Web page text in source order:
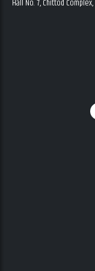
Hall No. 7, Chittod